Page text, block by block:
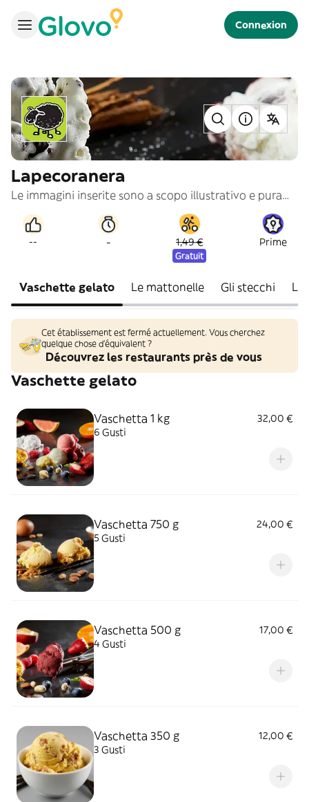
Connexion
Lapecoranera
Le immagini inserite sono a scopo illustrativo e puramente indicativo
-- - 1,49 €
Gratuit
Prime
Vaschette gelato Le mattonelle Gli stecchi Le
Cet établissement est fermé actuellement. Vous cherchez
quelque chose d'équivalent ?
Découvrez les restaurants près de vous
Vaschette gelato
Vaschetta 1 kg
32,00 €
6 Gusti
Vaschetta 750 g
24,00 €
5 Gusti
Vaschetta 500 g
17,00 €
4 Gusti
Vaschetta 350 g
12,00 €
3 Gusti